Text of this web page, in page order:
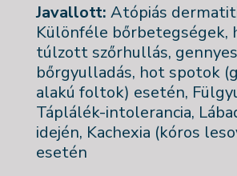
Javallott: Atópiás
Különféle bőrbetegségek,
túlzott szőrhullás, gennyes
bőrgyulladás, hot spotok
alakú foltok) esetén,
Táplálék-intolerancia,
idején, Kachexia (kóros
esetén